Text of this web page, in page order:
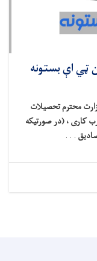
او ښار جوړولو وزارت خپل 10 ان ټي اې بستونه
محترم تحصیلات
کاری ، (در صورتیکه
. . .